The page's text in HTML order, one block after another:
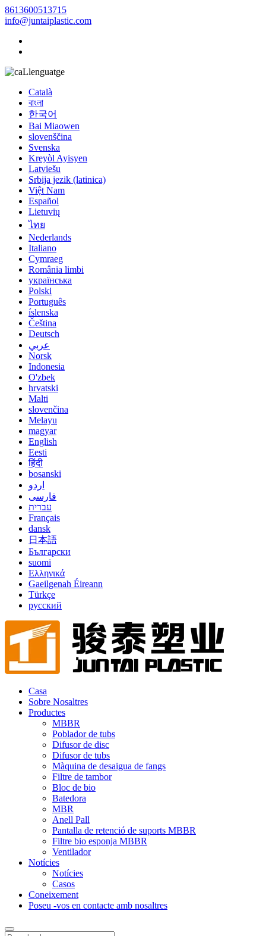
8613600513715
info@juntaiplastic.com
Llenguatge
Català
বাংলা
한국어
Bai Miaowen
slovenščina
Svenska
Kreyòl Ayisyen
Latviešu
Srbija jezik (latinica)
Việt Nam
Español
Lietuvių
ไทย
Nederlands
Italiano
Cymraeg
România limbi
українська
Polski
Português
íslenska
Čeština
Deutsch
عربي
Norsk
Indonesia
O'zbek
hrvatski
Malti
slovenčina
Melayu
magyar
English
Eesti
हिंदी
bosanski
اردو
فارسی
עברית
Français
dansk
日本語
Български
suomi
Ελληνικά
Gaeilgenah Éireann
Türkçe
русский
Casa
Sobre Nosaltres
Productes
MBBR
Poblador de tubs
Difusor de disc
Difusor de tubs
Màquina de desaigua de fangs
Filtre de tambor
Bloc de bio
Batedora
MBR
Anell Pall
Pantalla de retenció de suports MBBR
Filtre bio esponja MBBR
Ventilador
Notícies
Notícies
Casos
Coneixement
Poseu -vos en contacte amb nosaltres